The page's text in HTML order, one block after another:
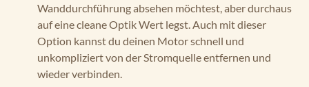
Wanddurchführung absehen möchtest, aber durchaus
auf eine cleane Optik Wert legst. Auch mit dieser
Option kannst du deinen Motor schnell und
unkompliziert von der Stromquelle entfernen und
wieder verbinden.